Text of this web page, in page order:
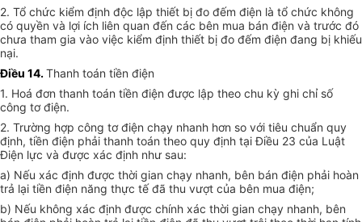
2. Tổ chức kiểm định độc lập thiết bị đo đếm điện là tổ chức không
có quyền và lợi ích liên quan đến các bên mua bán điện và trước đó
chưa tham gia vào việc kiểm định thiết bị đo đếm điện đang bị khiếu
nại.
Điều 14.Thanh toán tiền điện
1. Hoá đơn thanh toán tiền điện được lập theo chu kỳ ghi chỉ số
công tơ điện.
2. Trường hợp công tơ điện chạy nhanh hơn so với tiêu chuẩn quy
định, tiền điện phải thanh toán theo quy định tại Điều 23 của Luật
Điện lực và được xác định như sau:
a) Nếu xác định được thời gian chạy nhanh, bên bán điện phải hoàn
trả lại tiền điện năng thực tế đã thu vượt của bên mua điện;
b) Nếu không xác định được chính xác thời gian chạy nhanh, bên